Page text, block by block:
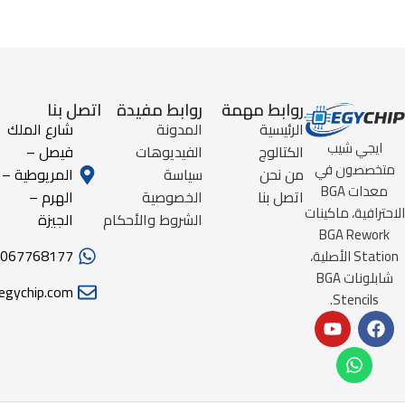
ايجي شيب
متخصصون في
معدات BGA
الاحترافية، ماكينات
BGA Rework
Station الأصلية،
شابلونات BGA
Stencils.
روابط مهمة
الرئيسية
الكتالوج
من نحن
اتصل بنا
روابط مفيدة
المدونة
الفيديوهات
سياسة
الخصوصية
الشروط والأحكام
اتصل بنا
شارع الملك
فيصل –
المريوطية –
الهرم –
الجيزة